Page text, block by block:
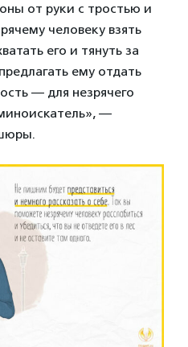
от руки с тростью и
человеку взять
его и тянуть за
ему отдать
— для незрячего
—